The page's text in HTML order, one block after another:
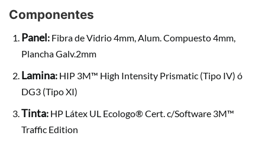
Componentes
Panel:Fibra de Vidrio 4mm, Alum. Compuesto 4mm,
Plancha Galv.2mm
Lamina:HIP 3M™ High Intensity Prismatic (Tipo IV) ó
DG3 (Tipo XI)
Tinta:HP Látex UL Ecologo® Cert. c/Software 3M™
Traffic Edition